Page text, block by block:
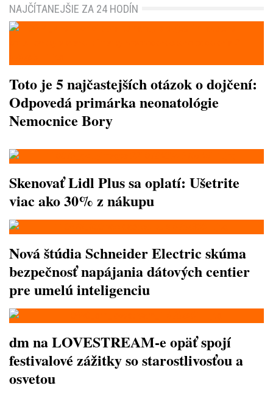
NAJČÍTANEJŠIE ZA 24 HODÍN
Toto je 5 najčastejších otázok o dojčení:
Odpovedá primárka neonatológie
Nemocnice Bory
Skenovať Lidl Plus sa oplatí: Ušetrite
viac ako 30% z nákupu
Nová štúdia Schneider Electric skúma
bezpečnosť napájania dátových centier
pre umelú inteligenciu
dm na LOVESTREAM-e opäť spojí
festivalové zážitky so starostlivosťou a
osvetou